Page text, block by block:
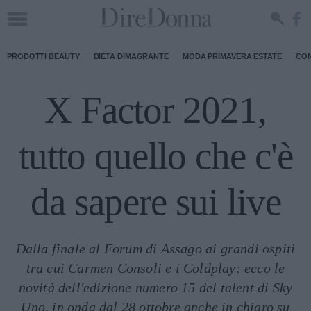
PRODOTTI BEAUTY DIETA DIMAGRANTE MODA PRIMAVERA ESTATE
X Factor 2021,
tutto quello che c'è
da sapere sui live
Dalla finale al Forum di Assago ai grandi ospiti
tra cui Carmen Consoli e i Coldplay: ecco le
novità dell'edizione numero 15 del talent di Sky
Uno, in onda dal 28 ottobre anche in chiaro su